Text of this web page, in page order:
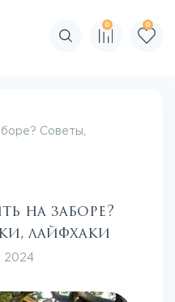
Поиск по сайту
0 0
Советы,
на заборе?
лайфхаки
2024